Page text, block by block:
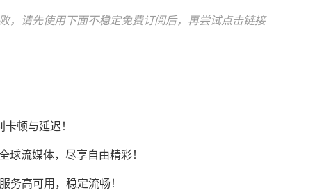
，请先使用下面不稳定免费订阅后，再尝试点击链接
顿与延迟！
流媒体，尽享自由精彩！
务高可用，稳定流畅！